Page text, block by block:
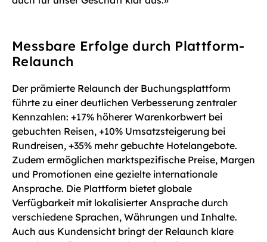
Messbare Erfolge durch Plattform-
Relaunch
Der prämierte Relaunch der Buchungsplattform
führte zu einer deutlichen Verbesserung zentraler
Kennzahlen: +17% höherer Warenkorbwert bei
gebuchten Reisen, +10% Umsatzsteigerung bei
Rundreisen, +35% mehr gebuchte Hotelangebote.
Zudem ermöglichen marktspezifische Preise, Margen
und Promotionen eine gezielte internationale
Ansprache. Die Plattform bietet globale
Verfügbarkeit mit lokalisierter Ansprache durch
verschiedene Sprachen, Währungen und Inhalte.
Auch aus Kundensicht bringt der Relaunch klare